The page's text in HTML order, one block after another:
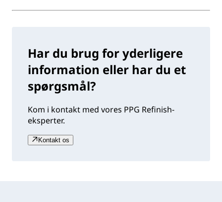
Har du brug for yderligere
information eller har du et
spørgsmål?
Kom i kontakt med vores PPG Refinish-
eksperter.
Kontakt os